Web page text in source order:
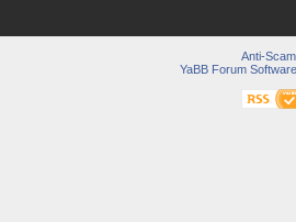
Anti-Scam
YaBB Forum Software